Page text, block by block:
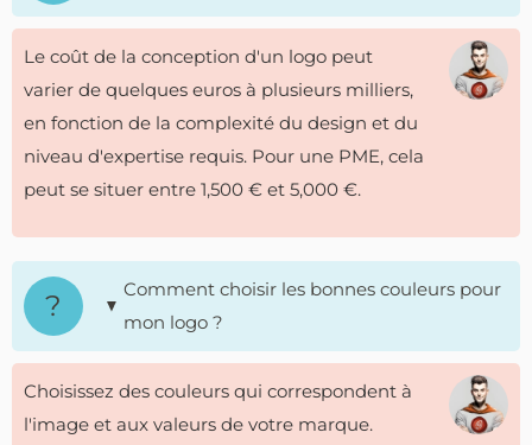
Le coût de la conception d'un logo peut
varier de quelques euros à plusieurs milliers,
en fonction de la complexité du design et du
niveau d'expertise requis. Pour une PME, cela
peut se situer entre 1,500 € et 5,000 €.
Comment choisir les bonnes couleurs pour
mon logo ?
Choisissez des couleurs qui correspondent à
l'image et aux valeurs de votre marque.